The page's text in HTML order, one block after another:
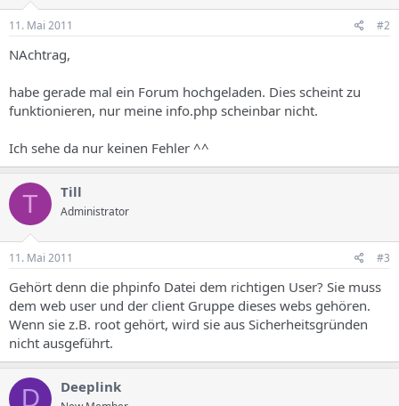
11. Mai 2011 #2
NAchtrag,
habe gerade mal ein Forum hochgeladen. Dies scheint zu
funktionieren, nur meine info.php scheinbar nicht.
Ich sehe da nur keinen Fehler ^^
T Till
Administrator
11. Mai 2011 #3
Gehört denn die phpinfo Datei dem richtigen User? Sie muss
dem web user und der client Gruppe dieses webs gehören.
Wenn sie z.B. root gehört, wird sie aus Sicherheitsgründen
nicht ausgeführt.
D Deeplink